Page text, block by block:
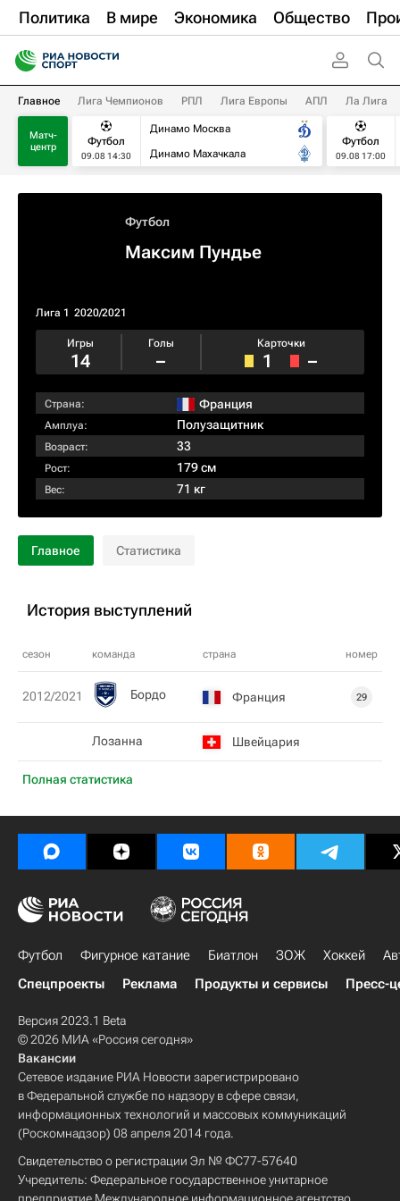
Политика В мире Экономика Общество
Главное Лига Чемпионов РПЛ Лига Европы АПЛ Ла Лига
Матч-
центр
Футбол
09.08 14:30
Динамо Москва
Динамо Махачкала
Футбол
09.08 17:00
Футбол
Максим Пундье
Лига 1 2020/2021
Игры
14
Голы
–
Карточки
1 –
Страна: Франция
Амплуа: Полузащитник
Возраст: 33
Рост: 179 см
Вес: 71 кг
Главное Статистика
История выступлений
сезон команда страна номер
Полная статистика
2012/2021 Бордо Франция 29
Лозанна Швейцария
Футбол Фигурное катание Биатлон ЗОЖ Хоккей
Спецпроекты
Реклама Продукты и сервисы Пресс-
Версия 2023.1 Beta
© 2026 МИА «Россия сегодня»
Вакансии
Сетевое издание РИА Новости зарегистрировано
в Федеральной службе по надзору в сфере связи,
информационных технологий и массовых коммуникаций
(Роскомнадзор) 08 апреля 2014 года.
Свидетельство о регистрации Эл № ФС77-57640
Учредитель: Федеральное государственное унитарное